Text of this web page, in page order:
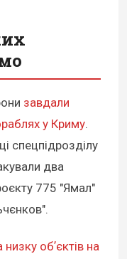
завдали
у Криму.
спецпідрозділу
два
775 "Ямал"
низку обʼєктів на